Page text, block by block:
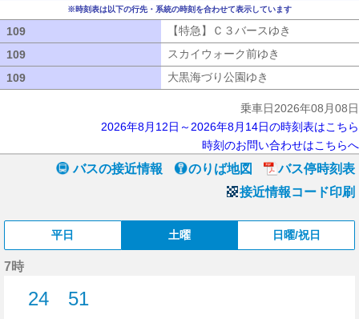
※時刻表は以下の行先・系統の時刻を合わせて表示しています
109 【特急】Ｃ３バースゆき
109
スカイウォーク前ゆき
109
大黒海づり公園ゆき
乗車日2026年08月08日
2026年8月12日～2026年8月14日の時刻表はこちら
時刻のお問い合わせはこちらへ
バスの接近情報 のりば地図
バス停時刻表
接近情報コード印刷
平日 土曜 日曜/祝日
7時
24
51